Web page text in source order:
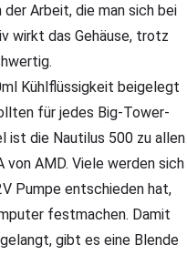
Arbeit, die man sich bei
wirkt das Gehäuse, trotz
Kühlflüssigkeit beigelegt
für jedes Big-Tower-
ist die Nautilus 500 zu allen
AMD. Viele werden sich
Pumpe entschieden hat,
festmachen. Damit
gibt es eine Blende